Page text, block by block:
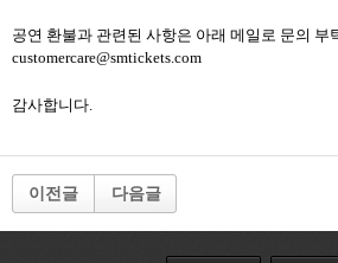
공연 환불과 관련된 사항은 아래 메일로 문의 부
customercare@smtickets.com
감사합니다.
이전글 다음글